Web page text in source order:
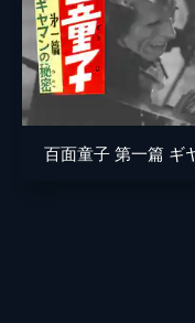
百面童子 第一篇 ギ